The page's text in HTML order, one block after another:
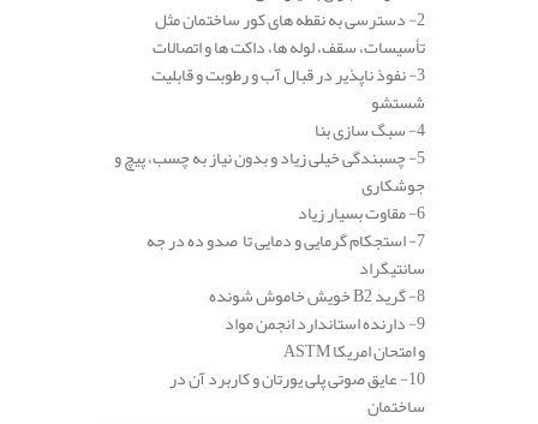
2- دسترسی به نقطه های کور ساختمان مثل
تأسیسات، سقف، لوله ها، داکت ها و اتصالات
3- نفوذ ناپذیر در قبال آب و رطوبت و قابلیت
شستشو
4- سبگ سازی بنا
5- چسبندگی خیلی زیاد و بدون نیاز به چسب، پیچ و
جوشکاری
6- مقاوت بسیار زیاد
7- استجکام گرمایی و دمایی تا صدو ده در جه
سانتیگراد
8- گرید B2 خویش خاموش شونده
9- دارنده استاندارد انجمن مواد
و امتحان امریکا ASTM
10- عایق صوتی پلی یورتان و کاربرد آن در
ساختمان